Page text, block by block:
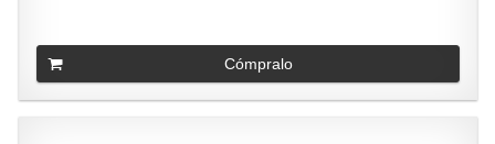
Cómpralo